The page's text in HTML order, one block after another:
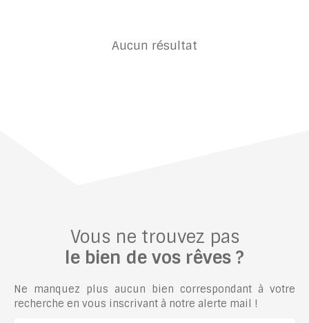
Aucun résultat
Vous ne trouvez pas
le bien de vos rêves ?
Ne manquez plus aucun bien correspondant à votre
recherche en vous inscrivant à notre alerte mail !